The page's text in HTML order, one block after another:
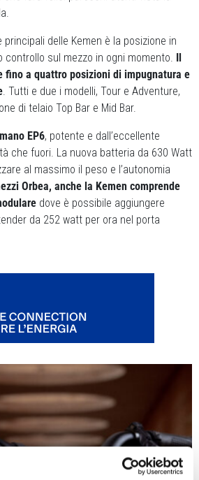
delle Kemen è la posizione in
controllo sul mezzo in ogni momento.
fino a quattro posizioni di impugnatura e
. Tutti e due i modelli, Tour e Adventure,
di telaio Top Bar e Mid Bar.
EP6, potente e dall’eccellente
che fuori. La nuova batteria da 630 Watt
al massimo il peso e l’autonomia
Orbea, anche la Kemen comprende
dove è possibile aggiungere
da 252 watt per ora nel porta